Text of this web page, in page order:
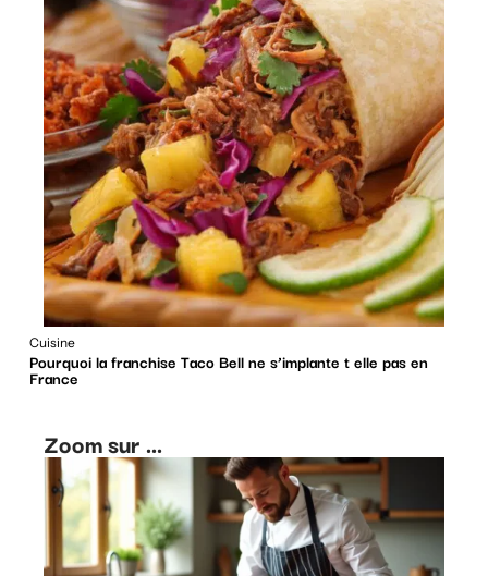
Cuisine
Pourquoi la franchise Taco Bell ne s’implante t elle pas en
France
Zoom sur ...